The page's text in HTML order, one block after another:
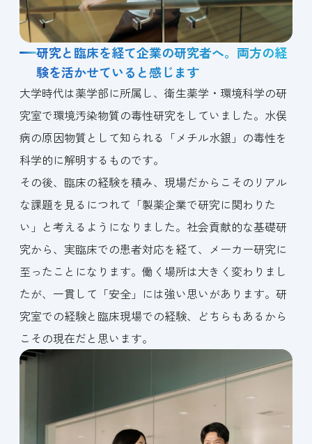
研究と臨床を経て企業の研究者へ。両方の経
験を活かせていると感じます
大学時代は薬学部に所属し、衛生薬学・環境科学の研
究室で環境汚染物質の毒性研究をしていました。水俣
病の原因物質として知られる「メチル水銀」の毒性を
科学的に解明するものです。
その後、臨床の経験を積み、現場だからこそのリアル
な課題を見るにつれて「製薬企業で研究に関わりた
い」と考えるようになりました。社会貢献的な基礎研
究から、実臨床での患者対応を経て、メーカー研究に
至ったことになります。働く場所は大きく変わりまし
たが、一貫して「安全」には強い思いがあります。研
究室での経験と臨床現場での経験、どちらもあるから
こその現在だと思います。